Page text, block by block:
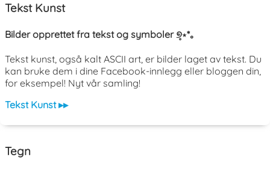
Tekst Kunst
Bilder opprettet fra tekst og symboler ୭̥⋆*｡
Tekst kunst, også kalt ASCII art, er bilder laget av tekst. Du
kan bruke dem i dine Facebook-innlegg eller bloggen din,
for eksempel! Nyt vår samling!
Tekst Kunst ▸▸
Tegn